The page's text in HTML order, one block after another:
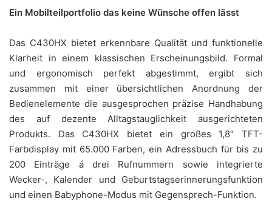
Ein Mobilteilportfolio das keine Wünsche offen lässt
Das C430HX bietet erkennbare Qualität und funktionelle
Klarheit in einem klassischen Erscheinungsbild. Formal
und ergonomisch perfekt abgestimmt, ergibt sich
zusammen mit einer übersichtlichen Anordnung der
Bedienelemente die ausgesprochen präzise Handhabung
des auf dezente Alltagstauglichkeit ausgerichteten
Produkts. Das C430HX bietet ein großes 1,8″ TFT-
Farbdisplay mit 65.000 Farben, ein Adressbuch für bis zu
200 Einträge á drei Rufnummern sowie integrierte
Wecker-, Kalender und Geburtstagserinnerungsfunktion
und einen Babyphone-Modus mit Gegensprech-Funktion.